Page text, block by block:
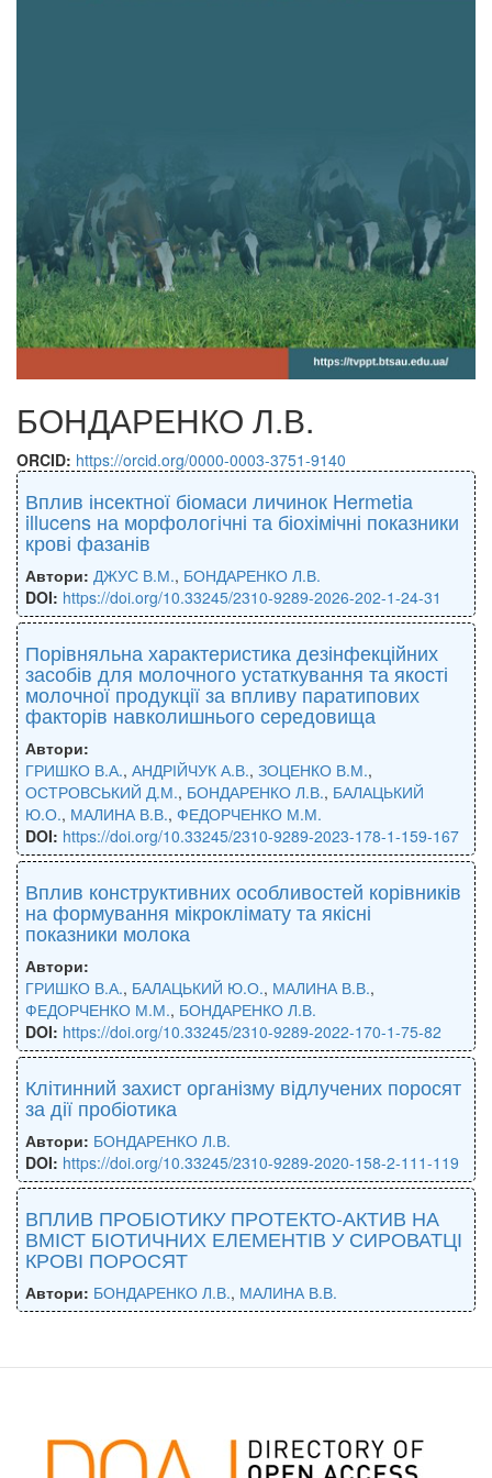
БОНДАРЕНКО Л.В.
ORCID: https://orcid.org/0000-0003-3751-9140
Вплив інсектної біомаси личинок Hermetia
illucens на морфологічні та біохімічні показники
крові фазанів
Автори: ДЖУС В.М., БОНДАРЕНКО Л.В.
DOI: https://doi.org/10.33245/2310-9289-2026-202-1-24-31
Порівняльна характеристика дезінфекційних
засобів для молочного устаткування та якості
молочної продукції за впливу паратипових
факторів навколишнього середовища
Автори:
ГРИШКО В.А., АНДРІЙЧУК А.В., ЗОЦЕНКО В.М.,
ОСТРОВСЬКИЙ Д.М., БОНДАРЕНКО Л.В., БАЛАЦЬКИЙ
Ю.О., МАЛИНА В.В., ФЕДОРЧЕНКО М.М.
DOI: https://doi.org/10.33245/2310-9289-2023-178-1-159-167
Вплив конструктивних особливостей корівників
на формування мікроклімату та якісні
показники молока
Автори:
ГРИШКО В.А., БАЛАЦЬКИЙ Ю.О., МАЛИНА В.В.,
ФЕДОРЧЕНКО М.М., БОНДАРЕНКО Л.В.
DOI: https://doi.org/10.33245/2310-9289-2022-170-1-75-82
Клітинний захист організму відлучених поросят
за дії пробіотика
Автори: БОНДАРЕНКО Л.В.
DOI: https://doi.org/10.33245/2310-9289-2020-158-2-111-119
ВПЛИВ ПРОБІОТИКУ ПРОТЕКТО-АКТИВ НА
ВМІСТ БІОТИЧНИХ ЕЛЕМЕНТІВ У СИРОВАТЦІ
КРОВІ ПОРОСЯТ
Автори: БОНДАРЕНКО Л.В., МАЛИНА В.В.